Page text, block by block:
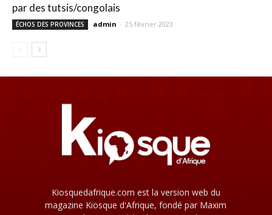
par des tutsis/congolais
ÉCHOS DES PROVINCES admin - 25 février 2023
Kiosquedafrique.com est la version web du
magazine Kiosque d'Afrique, fondé par Maxim